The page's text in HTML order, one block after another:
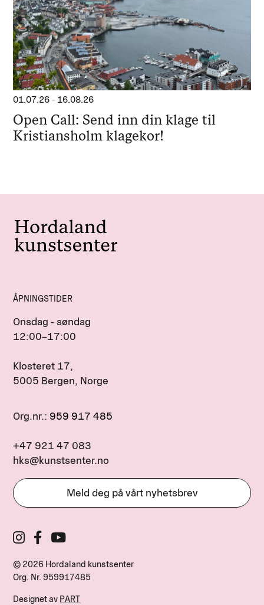
01.07.26 - 16.08.26
Open Call: Send inn din klage til
Kristiansholm klagekor!
ÅPNINGSTIDER
Onsdag - søndag
12:00–17:00
Klosteret 17,
5005 Bergen, Norge
Org.nr.: 959 917 485
+47 921 47 083
hks@kunstsenter.no
Meld deg på vårt nyhetsbrev
© 2026 Hordaland kunstsenter
Org. Nr. 959917485
Designet av PART